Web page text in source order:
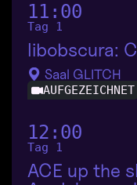
11:00
Tag 1
libobscura:
Saal GLITCH
AUFGEZEICHNET
12:00
Tag 1
ACE up the